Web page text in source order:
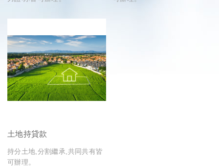
土地持貸款
持分土地,分割繼承,共同共有皆
可辦理。